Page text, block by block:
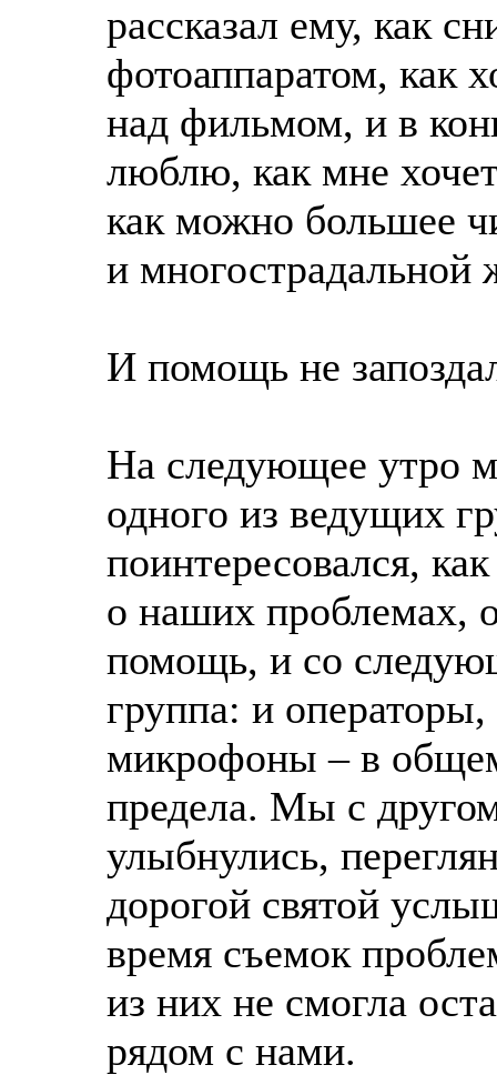
рассказал ему, как
фотоаппаратом, как
над фильмом, и в
люблю, как мне
как можно большее
и многострадальной
И помощь не
На следующее утро
одного из ведущих
поинтересовался,
о наших проблемах,
помощь, и со
группа: и
микрофоны – в
предела. Мы с
улыбнулись,
дорогой святой
время съемок
из них не смогла
рядом с нами.